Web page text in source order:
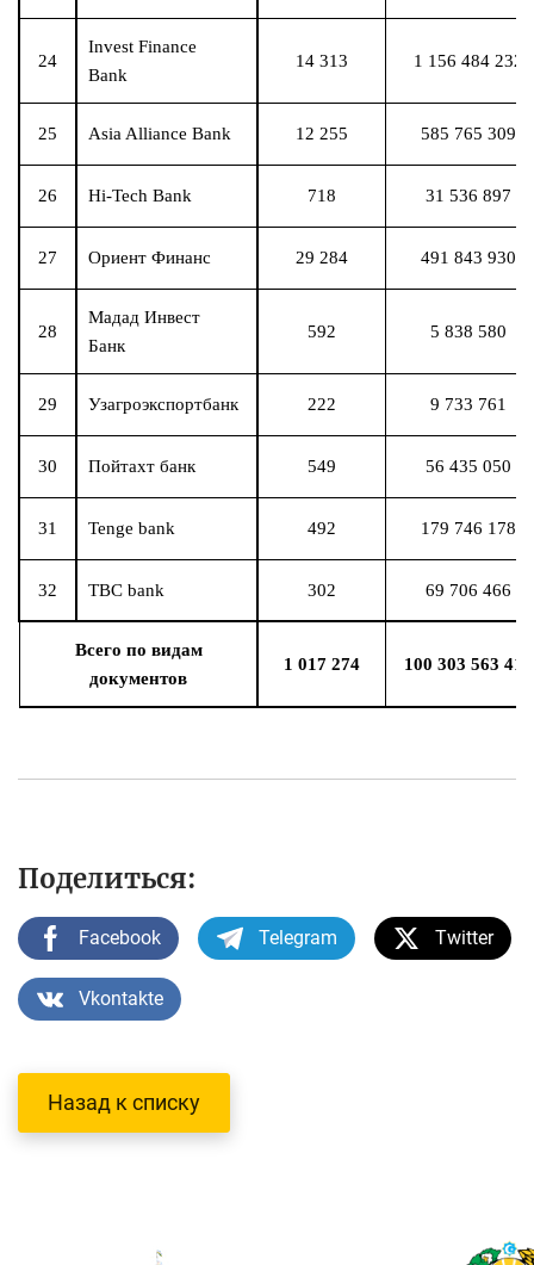
24
Invest Finance
Bank
14 313 1 156 484 232
25 Asia Alliance Bank 12 255 585 765 309
26 Hi-Tech Bank 718 31 536 897
27 Ориент Финанс 29 284 491 843 930
28
Мадад Инвест
Банк
592 5 838 580
29 Узагроэкспортбанк 222 9 733 761
30 Пойтахт банк 549 56 435 050
31 Tenge bank 492 179 746 178
32 TBC bank 302 69 706 466
Всего по видам
документов
1 017 274 100 303 563 411
Поделиться:
Facebook Telegram Twitter
Vkontakte
Назад к списку